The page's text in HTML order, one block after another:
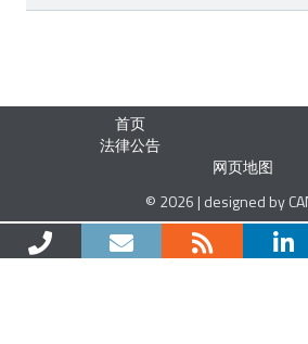
首页
法律公告
网页地图
© 2026 | designed by